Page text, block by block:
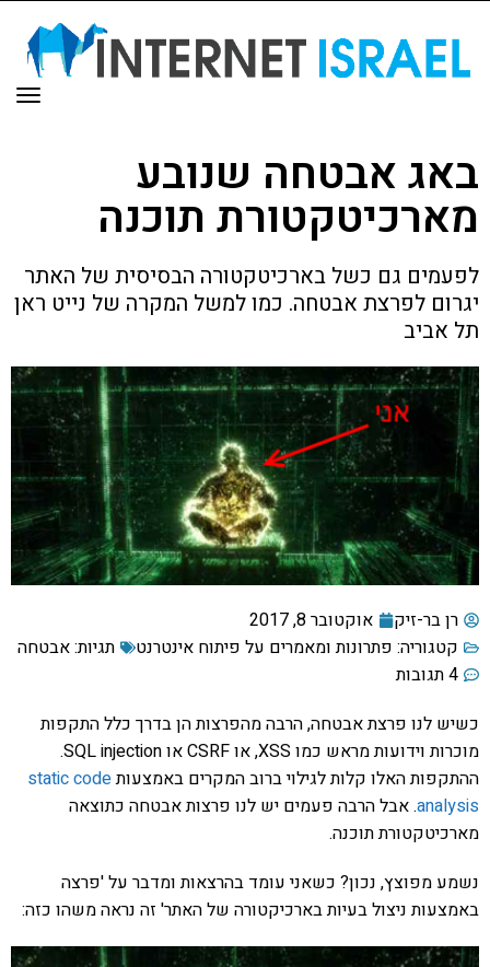
באג אבטחה שנובע
מארכיטקטורת תוכנה
לפעמים גם כשל בארכיטקטורה הבסיסית של האתר
יגרום לפרצת אבטחה. כמו למשל המקרה של נייט ראן
תל אביב
רן בר-זיק
אוקטובר 8, 2017
קטגוריה: פתרונות ומאמרים על פיתוח אינטרנט תגיות:אבטחה
4 תגובות
כשיש לנו פרצת אבטחה, הרבה מהפרצות הן בדרך כלל התקפות
מוכרות וידועות מראש כמו XSS, או CSRF או SQL injection.
ההתקפות האלו קלות לגילוי ברוב המקרים באמצעותstatic code
analysis. אבל הרבה פעמים יש לנו פרצות אבטחה כתוצאה
מארכיטקטורת תוכנה.
נשמע מפוצץ, נכון? כשאני עומד בהרצאות ומדבר על 'פרצה
באמצעות ניצול בעיות בארכיקטורה של האתר' זה נראה משהו כזה: